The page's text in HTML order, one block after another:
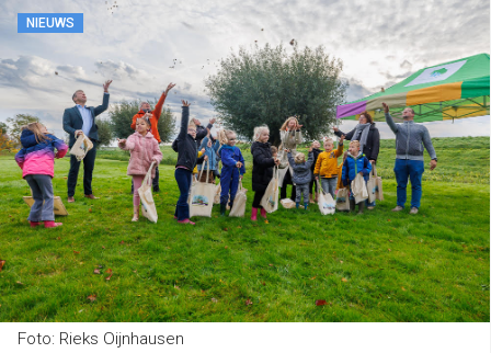
NIEUWS
Foto: Rieks Oijnhausen